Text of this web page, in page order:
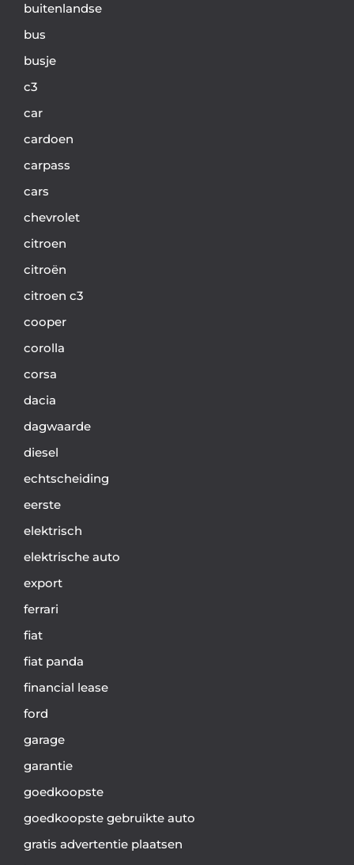
buitenlandse
bus
busje
c3
car
cardoen
carpass
cars
chevrolet
citroen
citroën
citroen c3
cooper
corolla
corsa
dacia
dagwaarde
diesel
echtscheiding
eerste
elektrisch
elektrische auto
export
ferrari
fiat
fiat panda
financial lease
ford
garage
garantie
goedkoopste
goedkoopste gebruikte auto
gratis advertentie plaatsen